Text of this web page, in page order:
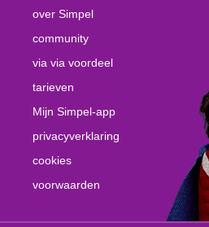
over Simpel
community
via via voordeel
tarieven
Mijn Simpel-app
privacyverklaring
cookies
voorwaarden